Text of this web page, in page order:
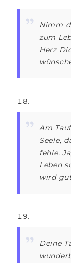
Nimm
zum
Herz
Am
Seele,
fehle.
Leben
wird
Deine